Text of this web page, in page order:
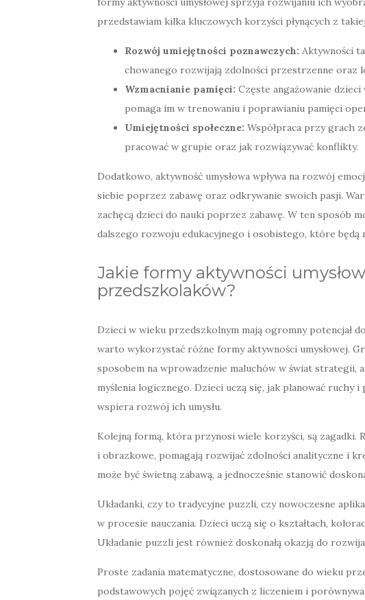
przedstawiam kilka kluczowych korzyści płynących z
Rozwój umiejętności poznawczych: Aktywności
chowanego rozwijają zdolności przestrzenne oraz
Wzmacnianie pamięci: Częste angażowanie
pomaga im w trenowaniu i poprawianiu pamięci
Umiejętności społeczne: Współpraca przy grach
pracować w grupie oraz jak rozwiązywać konflikty.
Dodatkowo, aktywność umysłowa wpływa na rozwój
siebie poprzez zabawę oraz odkrywanie swoich pasji.
zachęcą dzieci do nauki poprzez zabawę. W ten sposób
dalszego rozwoju edukacyjnego i osobistego, które będą
Jakie formy aktywności
przedszkolaków?
Dzieci w wieku przedszkolnym mają ogromny potencjał
warto wykorzystać różne formy aktywności umysłowej.
sposobem na wprowadzenie maluchów w świat strategii,
myślenia logicznego. Dzieci uczą się, jak planować ruchy i
wspiera rozwój ich umysłu.
Kolejną formą, która przynosi wiele korzyści, są zagadki.
i obrazkowe, pomagają rozwijać zdolności analityczne i
może być świetną zabawą, a jednocześnie stanowić
Układanki, czy to tradycyjne puzzli, czy nowoczesne
w procesie nauczania. Dzieci uczą się o kształtach,
Układanie puzzli jest również doskonałą okazją do
Proste zadania matematyczne, dostosowane do wieku
podstawowych pojęć związanych z liczeniem i